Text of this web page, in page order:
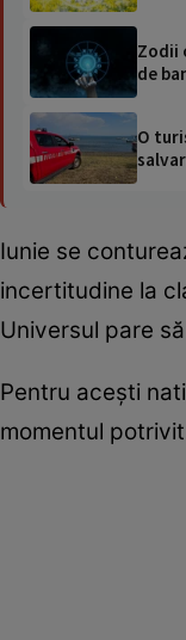
Zodii
de
O
Iunie se
incertitudine la
Universul pare
Pentru acești
momentul